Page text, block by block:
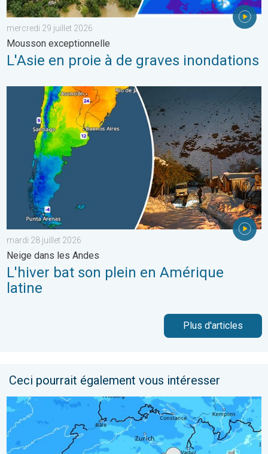
mercredi 29 juillet 2026
Mousson exceptionnelle
L'Asie en proie à de graves inondations
L'hiver bat son plein en Amérique latine. Neige dans les
mardi 28 juillet 2026
Neige dans les Andes
L'hiver bat son plein en Amérique
latine
Plus d'articles
Ceci pourrait également vous intéresser
Temps perturbé ces prochaines 48 heures. Conditions